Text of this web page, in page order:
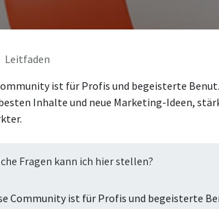
Leitfaden
ist für Profis und begeisterte
Inhalte und neue Marketing-Ideen,
Fragen kann ich hier stellen?
Community ist für Profis und begeisterte